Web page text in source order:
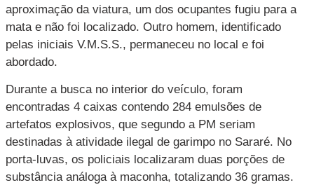
aproximação da viatura, um dos ocupantes fugiu para a
mata e não foi localizado. Outro homem, identificado
pelas iniciais V.M.S.S., permaneceu no local e foi
abordado.
Durante a busca no interior do veículo, foram
encontradas 4 caixas contendo 284 emulsões de
artefatos explosivos, que segundo a PM seriam
destinadas à atividade ilegal de garimpo no Sararé. No
porta-luvas, os policiais localizaram duas porções de
substância análoga à maconha, totalizando 36 gramas.